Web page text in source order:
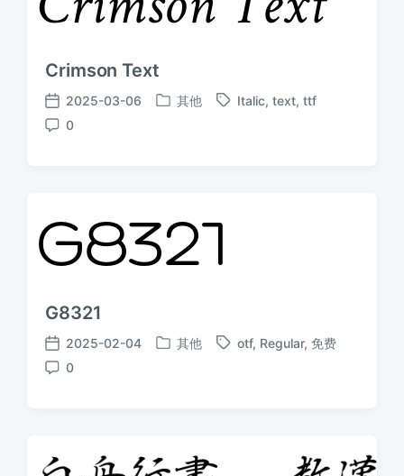
Crimson Text
发
布
2025-03-06
发
其他
标
Italic, text, ttf
评
0
G8321
发
布
2025-02-04
发
其他
标
otf, Regular, 免费
评
0